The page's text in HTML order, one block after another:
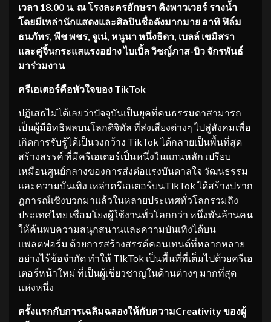
เวลา 18.00 น. ณ โรงละครอักษรา คิงพาวเวอร์ รางน้ำ
โดยมีเหล่านักแสดงและศิลปินชื่อดังมากมาย อาทิ ฟิล์ม
ธนภัทร, พีช พชร, จูเน่, หนูนา หนึ่งธิดา, เบลล์ เขมิสรา
และคู่จิ้นกระแสแรงอย่าง ไบเบิ้ล วิชญ์ภาส-บิว จักรพันธ์
มาร่วมงาน
ครีเอเตอร์คือหัวใจของ TikTok
ปฏิเสธไม่ได้เลยว่าปัจจุบันเป็นยุคที่คนธรรมดาสามารถ
เป็นผู้มีอิทธิพลบนโลกดิจิทัล ที่ส่งเสียงต่างๆ ไปสู่สังคมเพื่อ
เกิดการรับรู้ได้เป็นวงกว้าง TikTok ได้กลายเป็นพื้นที่สุด
สร้างสรรค์ ที่มีครีเอเตอร์เป็นหนึ่งในแกนหลัก เปรียบ
เหมือนศูนย์กลางของการส่งต่อแรงบันดาลใจ วัฒนธรรม
และความบันเทิง เหล่าครีเอเตอร์บนTikTok ได้สร้างปราก
ฎการณ์เชิงบวกมาแล้วในหลายประเทศทั่วโลกรวมถึง
ประเทศไทย เชื่อมโยงผู้ใช้งานทั่วโลกกว่า หนึ่งพันล้านคน
ให้ค้นพบความสนุกสนานและความบันเทิงได้บน
แพลตฟอร์ม ด้วยการสร้างสรรค์คอนเทนต์ที่หลากหลาย
อย่างไร้ข้อจำกัด ทำให้ TikTok เป็นพื้นที่ที่เต็มไปด้วยครีเอ
เตอร์หน้าใหม่ ที่เป็นผู้เชี่ยวชาญในด้านต่างๆ มากที่สุด
แห่งหนึ่ง
ครั้งแรกกับการเฉลิมฉลองให้กับความCreativity ของผู้